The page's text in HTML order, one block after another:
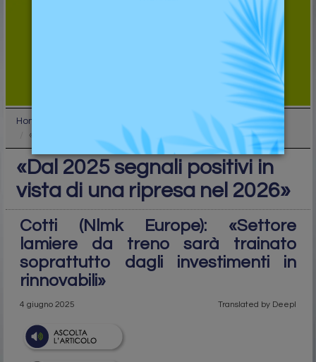
Home
«Dal 2025 segnali positivi in vista di una ripresa...
«Dal 2025 segnali positivi in
vista di una ripresa nel 2026»
Cotti (Nlmk Europe): «Settore
lamiere da treno sarà trainato
soprattutto dagli investimenti in
rinnovabili»
4 giugno 2025 Translated by Deepl